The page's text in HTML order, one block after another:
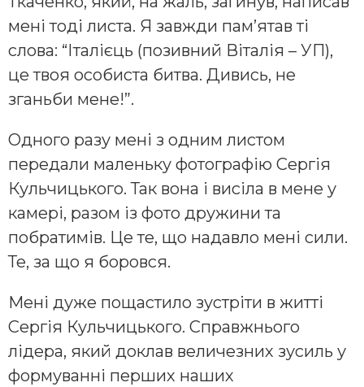
мені тоді листа. Я завжди пам’ятав ті
слова: “Італієць (позивний Віталія – УП),
це твоя особиста битва. Дивись, не
зганьби мене!”.
Одного разу мені з одним листом
передали маленьку фотографію Сергія
Кульчицького. Так вона і висіла в мене у
камері, разом із фото дружини та
побратимів. Це те, що надавло мені сили.
Те, за що я боровся.
Мені дуже пощастило зустріти в житті
Сергія Кульчицького. Справжнього
лідера, який доклав величезних зусиль у
формуванні перших наших